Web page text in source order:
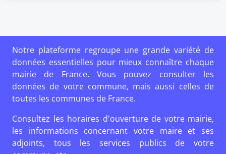
Notre plateforme regroupe une grande variété de
données essentielles pour mieux connaître chaque
mairie de France. Vous pouvez consulter les
données de votre commune, mais aussi celles de
toutes les communes de France.
Consultez les horaires d'ouverture de votre mairie,
les informations concernant votre maire et ses
adjoints, tous les services publics de votre